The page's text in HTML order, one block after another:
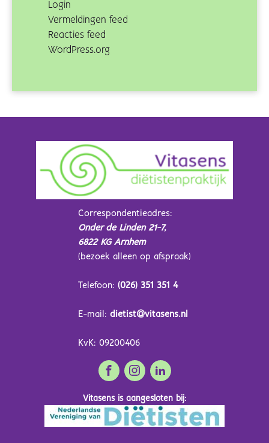
Login
Vermeldingen feed
Reacties feed
WordPress.org
Correspondentieadres:
Onder de Linden 21-7,
6822 KG Arnhem
(bezoek alleen op afspraak)
Telefoon: (026) 351 351 4
E-mail: dietist@vitasens.nl
KvK: 09200406
Vitasens is aangesloten bij: